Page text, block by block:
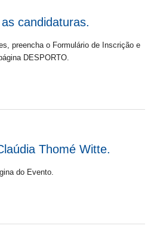
candidaturas.
preencha o Formulário de Inscrição e
DESPORTO.
Thomé Witte.
do Evento.